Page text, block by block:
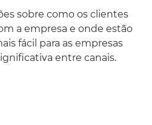
sobre como os clientes
a empresa e onde estão
fácil para as empresas
entre canais.